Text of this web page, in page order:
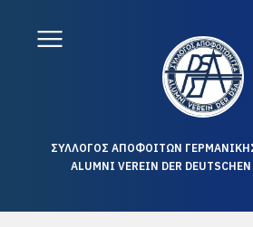
ΣΥΛΛΟΓΟΣ ΑΠΟΦΟΙΤΩΝ
ALUMNI VEREIN DER